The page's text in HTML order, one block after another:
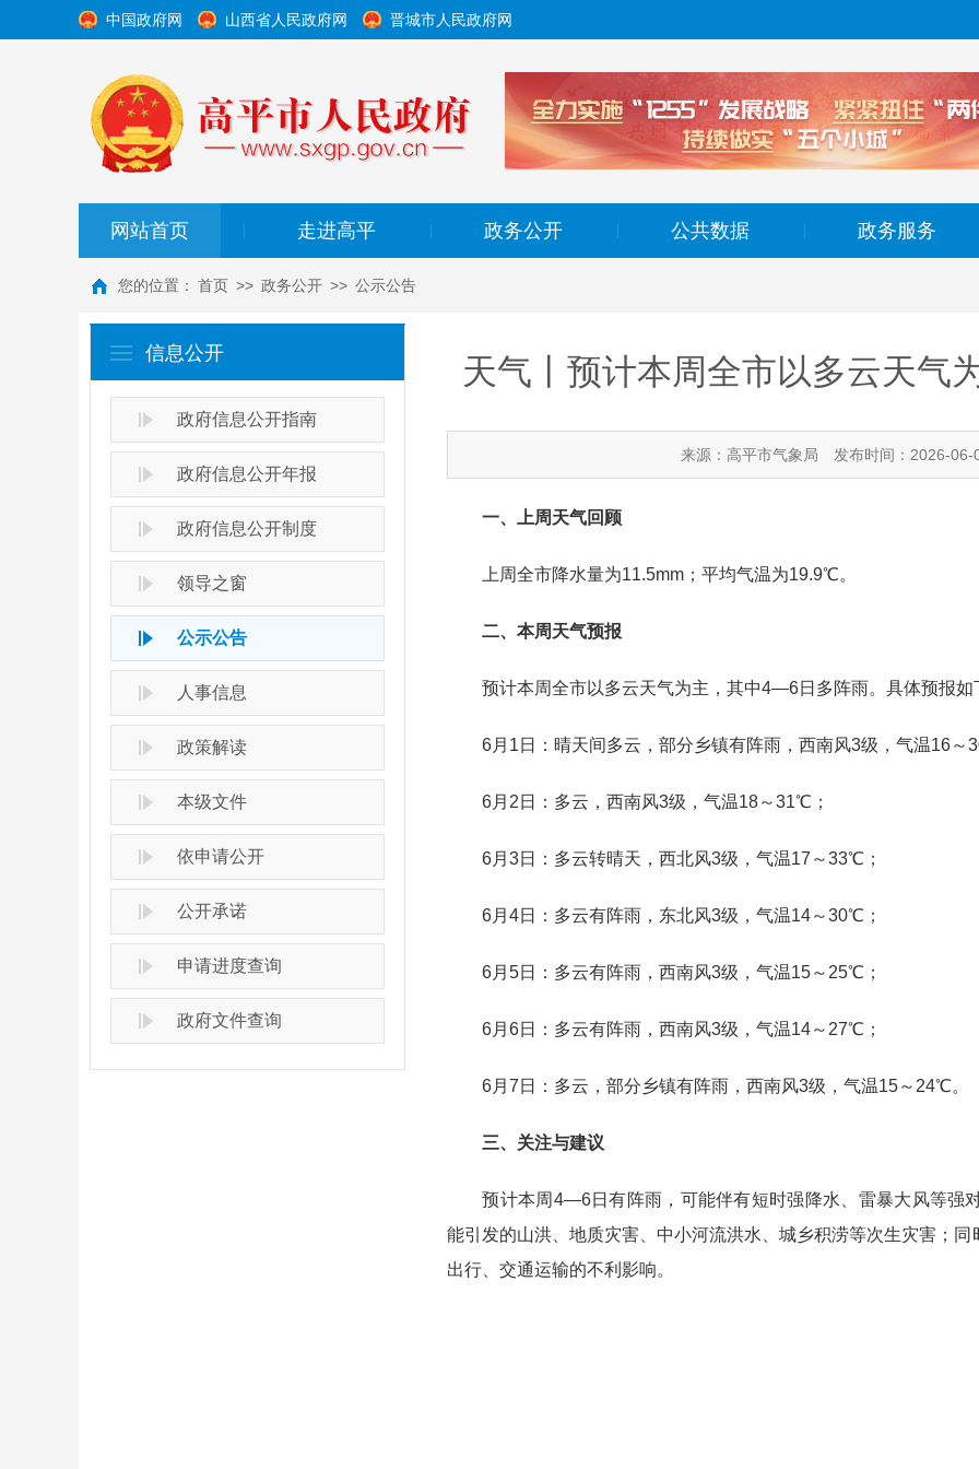
中国政府网 山西省人民政府网 晋城市人民政府网
网站首页 走进高平 政务公开 公共数据 政务服务
您的位置： 首页 >> 政务公开 >> 公示公告
信息公开
政府信息公开指南
政府信息公开年报
政府信息公开制度
领导之窗
公示公告
人事信息
政策解读
本级文件
依申请公开
公开承诺
申请进度查询
政府文件查询
天气丨预计本周全市以多云天气
来源：高平市气象局 发布时间：2026-06-
一、上周天气回顾
上周全市降水量为11.5mm；平均气温为19.9℃。
二、本周天气预报
预计本周全市以多云天气为主，其中4—6日多阵雨。具体预报如
6月1日：晴天间多云，部分乡镇有阵雨，西南风3级，气温16～
6月2日：多云，西南风3级，气温18～31℃；
6月3日：多云转晴天，西北风3级，气温17～33℃；
6月4日：多云有阵雨，东北风3级，气温14～30℃；
6月5日：多云有阵雨，西南风3级，气温15～25℃；
6月6日：多云有阵雨，西南风3级，气温14～27℃；
6月7日：多云，部分乡镇有阵雨，西南风3级，气温15～24℃。
三、关注与建议
预计本周4—6日有阵雨，可能伴有短时强降水、雷暴大风等强
能引发的山洪、地质灾害、中小河流洪水、城乡积涝等次生灾害；
出行、交通运输的不利影响。